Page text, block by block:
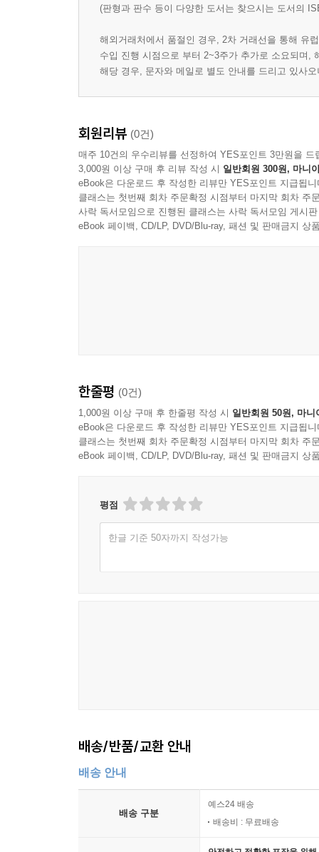
(판형과 판수 등이 다양한 도서는 찾으시는 도서의
해외거래처에서 품절인 경우, 2차 거래선을 통해 유
수입 진행 시점으로 부터 2~3주가 추가로 소요되며,
해당 경우, 문자와 메일로 별도 안내를 드리고 있사
회원리뷰 (0건)
매주 10건의 우수리뷰를 선정하여 YES포인트 3만원을 드
3,000원 이상 구매 후 리뷰 작성 시 일반회원 300원, 마니
eBook은 다운로드 후 작성한 리뷰만 YES포인트 지급됩니
클래스는 첫번째 회차 주문확정 시점부터 마지막 회차 주
사락 독서모임으로 진행된 클래스는 사락 독서모임 게시
eBook 페이백, CD/LP, DVD/Blu-ray, 패션 및 판매금지 상
한줄평 (0건)
1,000원 이상 구매 후 한줄평 작성 시 일반회원 50원, 마니
eBook은 다운로드 후 작성한 리뷰만 YES포인트 지급됩니
클래스는 첫번째 회차 주문확정 시점부터 마지막 회차 주
eBook 페이백, CD/LP, DVD/Blu-ray, 패션 및 판매금지 상
평점
한글 기준 50자까지 작성가능
배송/반품/교환 안내
배송 안내
배송 구분
예스24 배송
배송비 : 무료배송